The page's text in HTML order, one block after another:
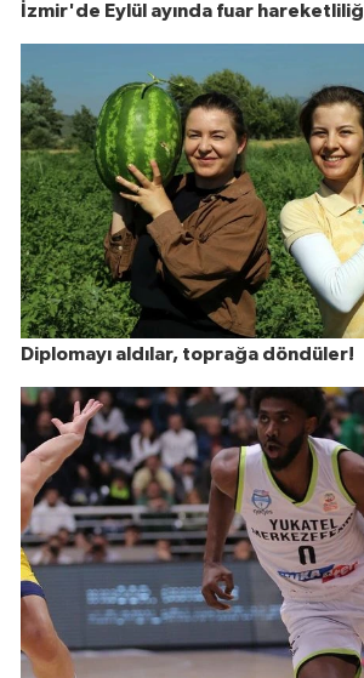
İzmir'de Eylül ayında fuar
Diplomayı aldılar, toprağa döndüler!